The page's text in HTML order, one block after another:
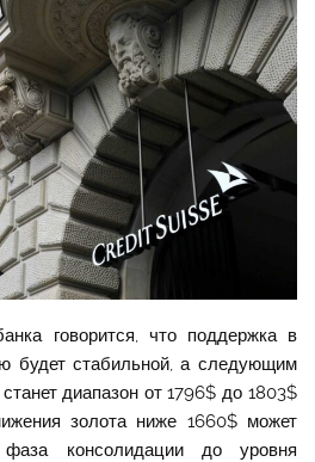
говорится, что поддержка в
будет стабильной, а следующим
диапазон от 1796$ до 1803$
золота ниже 1660$ может
фаза консолидации до уровня